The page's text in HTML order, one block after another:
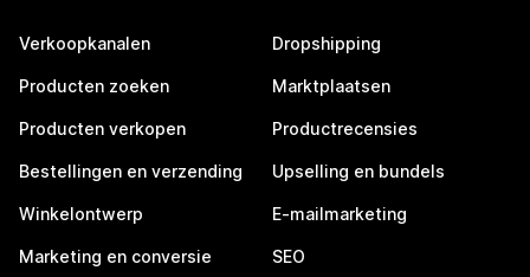
Verkoopkanalen
Producten zoeken
Producten verkopen
Bestellingen en verzending
Winkelontwerp
Marketing en conversie
Dropshipping
Marktplaatsen
Productrecensies
Upselling en bundels
E-mailmarketing
SEO